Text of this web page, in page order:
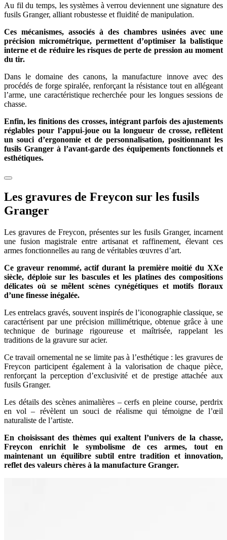
Au fil du temps, les systèmes à verrou deviennent une signature des
fusils Granger, alliant robustesse et fluidité de manipulation.
Ces mécanismes, associés à des chambres usinées avec une
précision micrométrique, permettent d’optimiser la balistique
interne et de réduire les risques de perte de pression au moment
du tir.
Dans le domaine des canons, la manufacture innove avec des
procédés de forge spiralée, renforçant la résistance tout en allégeant
l’arme, une caractéristique recherchée pour les longues sessions de
chasse.
Enfin, les finitions des crosses, intégrant parfois des ajustements
réglables pour l’appui-joue ou la longueur de crosse, reflètent
un souci d’ergonomie et de personnalisation, positionnant les
fusils Granger à l’avant-garde des équipements fonctionnels et
esthétiques.
Les gravures de Freycon sur les fusils
Granger
Les gravures de Freycon, présentes sur les fusils Granger, incarnent
une fusion magistrale entre artisanat et raffinement, élevant ces
armes fonctionnelles au rang de véritables œuvres d’art.
Ce graveur renommé, actif durant la première moitié du XXe
siècle, déploie sur les bascules et les platines des compositions
délicates où se mêlent scènes cynégétiques et motifs floraux
d’une finesse inégalée.
Les entrelacs gravés, souvent inspirés de l’iconographie classique, se
caractérisent par une précision millimétrique, obtenue grâce à une
technique de burinage rigoureuse et maîtrisée, rappelant les
traditions de la gravure sur acier.
Ce travail ornemental ne se limite pas à l’esthétique : les gravures de
Freycon participent également à la valorisation de chaque pièce,
renforçant la perception d’exclusivité et de prestige attachée aux
fusils Granger.
Les détails des scènes animalières – cerfs en pleine course, perdrix
en vol – révèlent un souci de réalisme qui témoigne de l’œil
naturaliste de l’artiste.
En choisissant des thèmes qui exaltent l’univers de la chasse,
Freycon enrichit le symbolisme de ces armes, tout en
maintenant un équilibre subtil entre tradition et innovation,
reflet des valeurs chères à la manufacture Granger.